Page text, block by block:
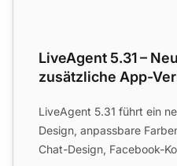
LiveAgent 5.31 –
zusätzliche App-
LiveAgent 5.31 führt ein
Design, anpassbare
Chat-Design, Facebook-